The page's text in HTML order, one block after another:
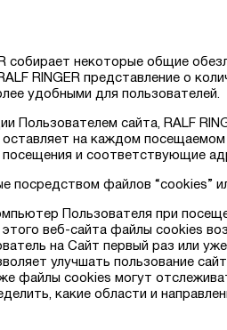
собирает некоторые общие
RINGER представление о
удобными для пользователей.
Пользователем сайта, RALF
на каждом посещаемом
и соответствующие
посредством файлов “cookies”
Пользователя при
веб-сайта файлы cookies
на Сайт первый раз или
улучшать пользование
файлы cookies могут
какие области и